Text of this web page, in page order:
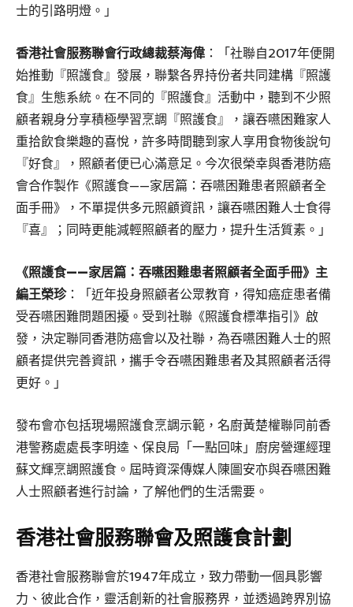
士的引路明燈。」
香港社會服務聯會行政總裁蔡海偉 ：「社聯自2017年便開
始推動『照護食』發展，聯繫各界持份者共同建構『照護
食』生態系統。在不同的『照護食』活動中，聽到不少照
顧者親身分享積極學習烹調『照護食』，讓吞嚥困難家人
重拾飲食樂趣的喜悅，許多時間聽到家人享用食物後說句
『好食』，照顧者便已心滿意足。今次很榮幸與香港防癌
會合作製作《照護食——家居篇：吞嚥困難患者照顧者全
面手冊》，不單提供多元照顧資訊，讓吞嚥困難人士食得
『喜』；同時更能減輕照顧者的壓力，提升生活質素。」
《照護食——家居篇：吞嚥困難患者照顧者全面手冊》主
編王榮珍：「近年投身照顧者公眾教育，得知癌症患者備
受吞嚥困難問題困擾。受到社聯《照護食標準指引》啟
發，決定聯同香港防癌會以及社聯，為吞嚥困難人士的照
顧者提供完善資訊，攜手令吞嚥困難患者及其照顧者活得
更好。」
發布會亦包括現場照護食烹調示範，名廚黃楚權聯同前香
港警務處處長李明逵、保良局「一點回味」廚房營運經理
蘇文輝烹調照護食。屆時資深傳媒人陳圖安亦與吞嚥困難
人士照顧者進行討論，了解他們的生活需要。
香港社會服務聯會及照護食計劃
香港社會服務聯會於1947年成立，致力帶動一個具影響
力、彼此合作，靈活創新的社會服務界，並透過跨界別協